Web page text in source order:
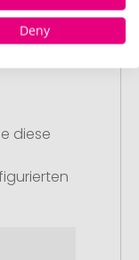
diese
Deny